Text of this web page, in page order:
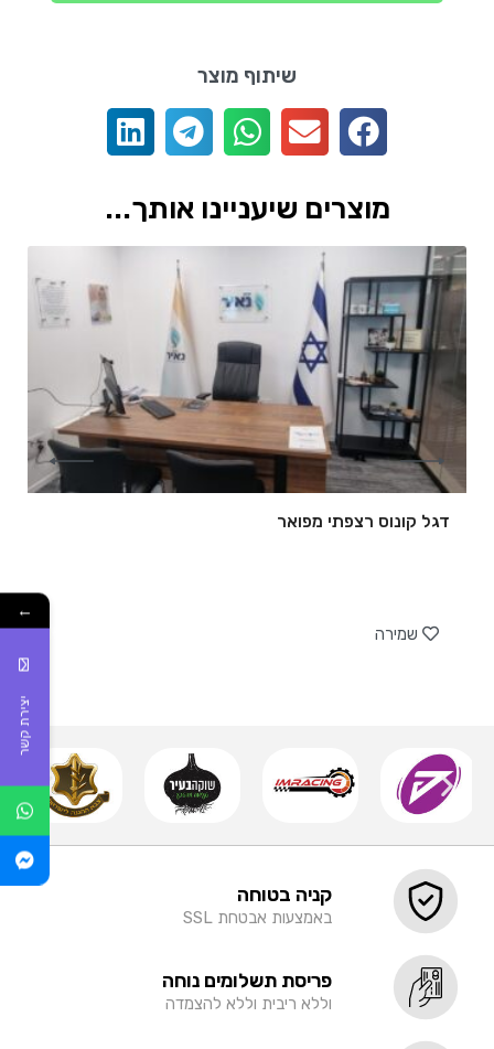
שיתוף מוצר
מוצרים שיעניינו אותך...
דגל קונוס רצפתי מפואר
שמירה
קניה בטוחה
באמצעות אבטחת SSL
פריסת תשלומים נוחה
וללא ריבית וללא להצמדה
←
יצירת קשר